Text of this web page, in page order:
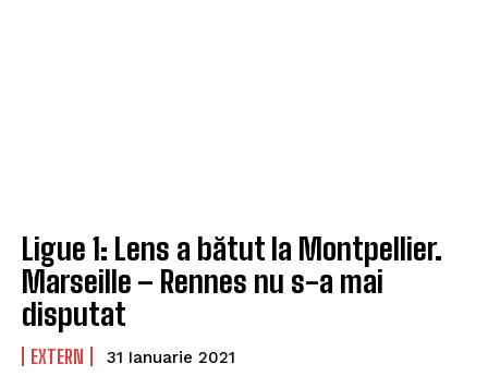
Ligue 1: Lens a bătut la Montpellier.
Marseille – Rennes nu s-a mai
disputat
EXTERN 31 Ianuarie 2021